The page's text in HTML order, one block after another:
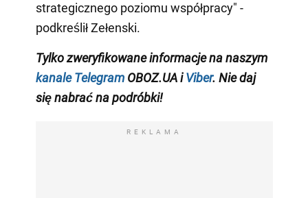
strategicznego poziomu współpracy" -
podkreślił Zełenski.
Tylko zweryfikowane informacje na naszym
kanale TelegramOBOZ.UA iViber. Nie daj
się nabrać na podróbki!
REKLAMA